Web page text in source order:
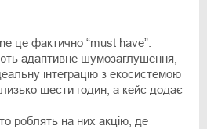
це фактично “must have”.
адаптивне шумозаглушення,
інтеграцію з екосистемою
шести годин, а кейс додає
роблять на них акцію, де